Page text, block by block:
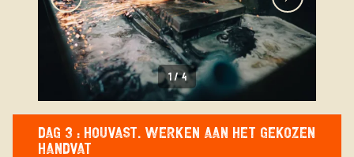
1 /4
DAG 3 : HOUVAST. WERKEN AAN HET GEKOZEN
HANDVAT